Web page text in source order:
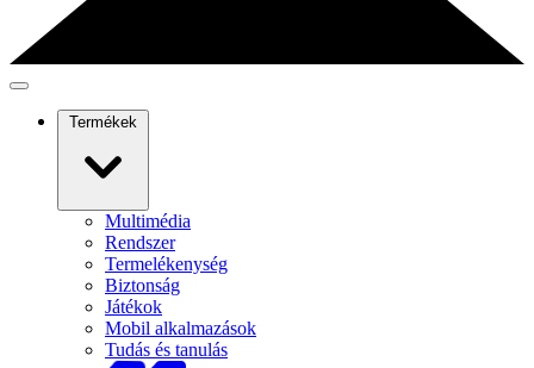
Termékek
Multimédia
Rendszer
Termelékenység
Biztonság
Játékok
Mobil alkalmazások
Tudás és tanulás